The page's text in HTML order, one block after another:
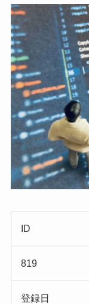
ID
819
登録日